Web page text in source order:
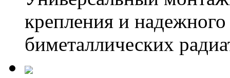
крепления и
биметаллических